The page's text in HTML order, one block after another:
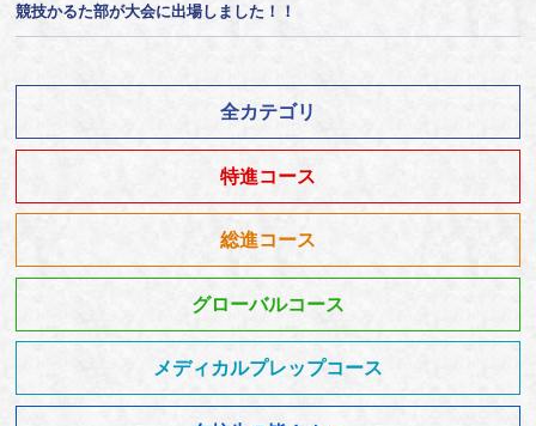
競技かるた部が大会に出場しました！！
全カテゴリ
特進コース
総進コース
グローバルコース
メディカルプレップコース